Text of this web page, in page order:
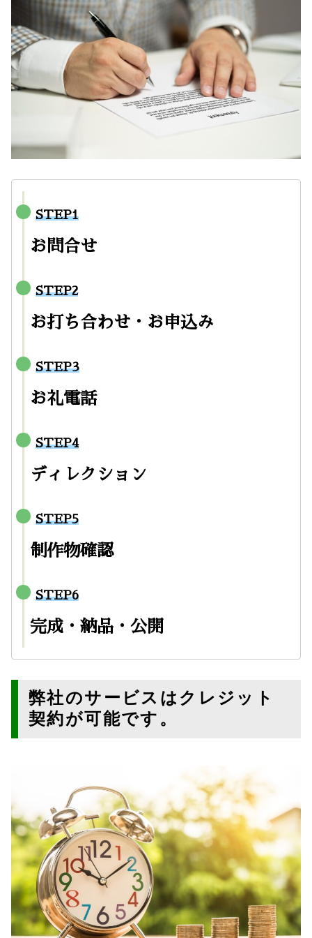
STEP1
お問合せ
STEP2
お打ち合わせ・お申込み
STEP3
お礼電話
STEP4
ディレクション
STEP5
制作物確認
STEP6
完成・納品・公開
弊社のサービスはクレジット
契約が可能です。